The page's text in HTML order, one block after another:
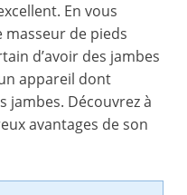
En vous
de pieds
d’avoir des jambes
appareil dont
jambes. Découvrez à
avantages de son